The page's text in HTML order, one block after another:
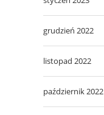
grudzień 2022
listopad 2022
październik 2022